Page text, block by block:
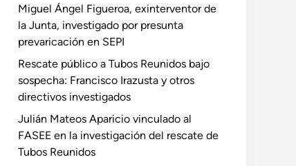
Miguel Ángel Figueroa, exinterventor de
la Junta, investigado por presunta
prevaricación en SEPI
Rescate público a Tubos Reunidos bajo
sospecha: Francisco Irazusta y otros
directivos investigados
Julián Mateos Aparicio vinculado al
FASEE en la investigación del rescate de
Tubos Reunidos